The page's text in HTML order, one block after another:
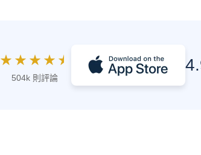
★ ★ ★ ★ ★
504k 則評論